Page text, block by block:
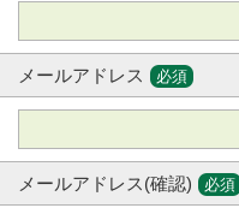
メールアドレス 必須
メールアドレス(確認) 必須